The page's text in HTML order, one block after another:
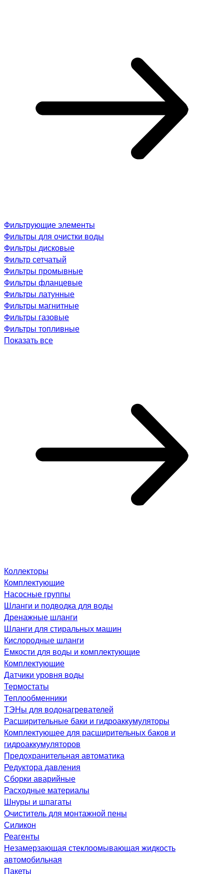
Фильтрующие элементы
Фильтры для очистки воды
Фильтры дисковые
Фильтр сетчатый
Фильтры промывные
Фильтры фланцевые
Фильтры латунные
Фильтры магнитные
Фильтры газовые
Фильтры топливные
Показать все
Коллекторы
Комплектующие
Насосные группы
Шланги и подводка для воды
Дренажные шланги
Шланги для стиральных машин
Кислородные шланги
Емкости для воды и комплектующие
Комплектующие
Датчики уровня воды
Термостаты
Теплообменники
ТЭНы для водонагревателей
Расширительные баки и гидроаккумуляторы
Комплектующее для расширительных баков и
гидроаккумуляторов
Предохранительная автоматика
Редуктора давления
Сборки аварийные
Расходные материалы
Шнуры и шпагаты
Очиститель для монтажной пены
Силикон
Реагенты
Незамерзающая стеклоомывающая жидкость
автомобильная
Пакеты